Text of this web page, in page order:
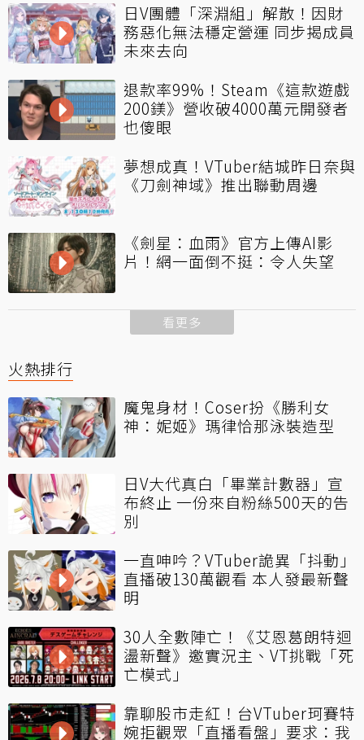
日V團體「深淵組」解散！因財
務惡化無法穩定營運 同步揭成員
未來去向
退款率99%！Steam《這款遊戲
200鎂》營收破4000萬元開發者
也傻眼
夢想成真！VTuber結城昨日奈與
《刀劍神域》推出聯動周邊
《劍星：血雨》官方上傳AI影
片！網一面倒不挺：令人失望
看更多
火熱排行
魔鬼身材！Coser扮《勝利女
神：妮姬》瑪律恰那泳裝造型
日V大代真白「畢業計數器」宣
布終止 一份來自粉絲500天的告
別
一直呻吟？VTuber詭異「抖動」
直播破130萬觀看 本人發最新聲
明
30人全數陣亡！《艾恩葛朗特迴
盪新聲》邀實況主、VT挑戰「死
亡模式」
靠聊股市走紅！台VTuber珂賽特
婉拒觀眾「直播看盤」要求：我